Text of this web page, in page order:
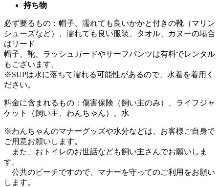
持ち物
必ず要るもの：帽子、濡れても良いかかと付きの靴（マリン
シューズなど）、濡れても良い服装、タオル、カヌーの場合
はリード
帽子、靴、ラッシュガードやサーフパンツは有料でレンタル
もございます。
※SUPは水に落ちて濡れる可能性があるので、水着を着用く
ださい。
料金に含まれるもの：傷害保険（飼い主のみ）、ライフジャ
ケット（飼い主、わんちゃん）、水
※わんちゃんのマナーグッズや水分などは、お客様ご自身で
ご用意お願いします。
また、おトイレのお世話なども飼い主さんでお願いしま
す。
公共のビーチですので、マナーを守ってのご利用をお願い
します。